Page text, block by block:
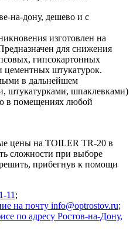
на-дону, дешево и с
изготовлен на
для снижения
гипсокартонных
цементных штукатурок.
в дальнейшем
штукатурками, шпаклевками)
в помещениях любой
цены на TOILER TR-20 в
сложности при выборе
прибегнув к помощи
11 ;
на почту info@optrostov.ru;
по адресу Ростов-на-Дону,